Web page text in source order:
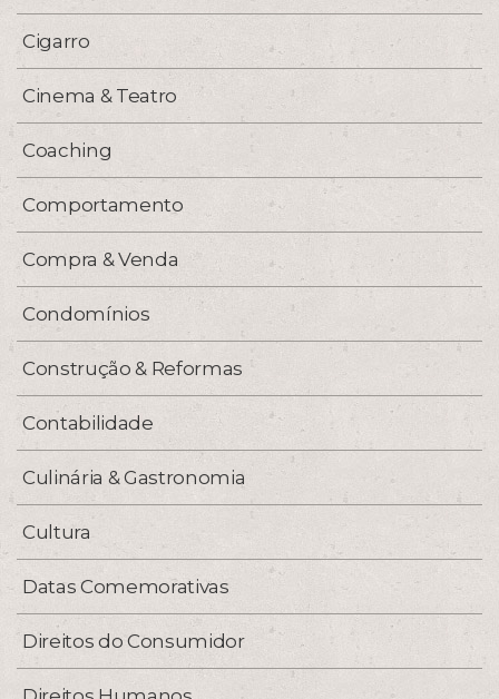
Cigarro
Cinema & Teatro
Coaching
Comportamento
Compra & Venda
Condomínios
Construção & Reformas
Contabilidade
Culinária & Gastronomia
Cultura
Datas Comemorativas
Direitos do Consumidor